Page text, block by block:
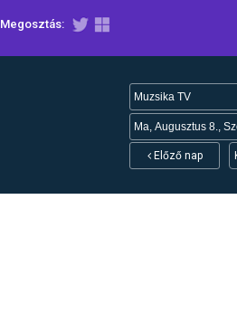
Megosztás:
Előző nap